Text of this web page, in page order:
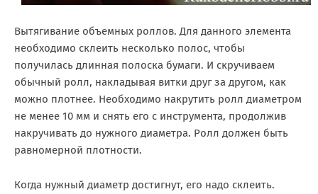
Вытягивание объемных роллов. Для данного элемента
необходимо склеить несколько полос, чтобы
получилась длинная полоска бумаги. И скручиваем
обычный ролл, накладывая витки друг за другом, как
можно плотнее. Необходимо накрутить ролл диаметром
не менее 10 мм и снять его с инструмента, продолжив
накручивать до нужного диаметра. Ролл должен быть
равномерной плотности.
Когда нужный диаметр достигнут, его надо склеить.